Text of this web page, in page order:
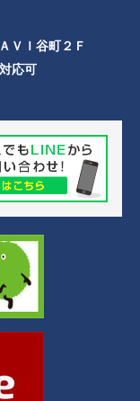
ＶＩ谷町２Ｆ
応可